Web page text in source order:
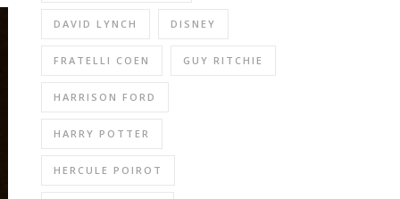
DAVID LYNCH DISNEY
FRATELLI COEN GUY RITCHIE
HARRISON FORD
HARRY POTTER
HERCULE POIROT